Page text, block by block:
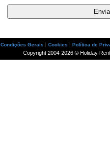
Condições Gerais | Cookies | Política de
Copyright 2004-2026 © Holiday